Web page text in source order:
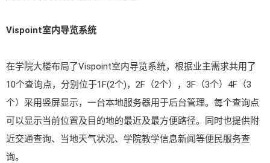
Vispoint室内导览系统
在学院大楼布局了Vispoint室内导览系统，根据业主需求共用了
10个查询点，分别位于1F(2个)，2F（2个），3F（3个）4F（3
个）采用竖屏显示，一台本地服务器用于后台管理。每个查询点
可以显示当前位置及目的地的最近及最方便路径。同时也提供附
近交通查询、当地天气状况、学院教学信息新闻等便民服务查
询。